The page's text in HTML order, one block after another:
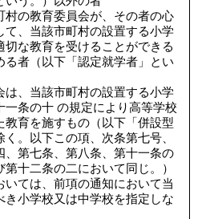
の教育委員会が、その者の心
て、当該市町村の設置する小学
な教育を受けることができる
る者（以下「認定就学者」とい
、当該市町村の設置する小学
一条の十 の規定により高等学校
教育を施すもの（以下「併設型
。以下この項、次条第七号、
、第七条、第八条、第十一条の
十二条の二において同じ。）
いては、前項の通知において当
き小学校又は中学校を指定しな